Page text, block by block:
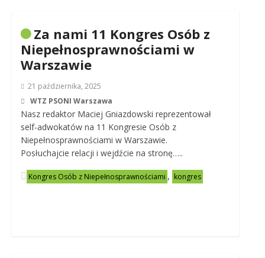
Za nami 11 Kongres Osób z
Niepełnosprawnościami w
Warszawie
21 października, 2025
WTZ PSONI Warszawa
Nasz redaktor Maciej Gniazdowski reprezentował
self-adwokatów na 11 Kongresie Osób z
Niepełnosprawnościami w Warszawie.
Posłuchajcie relacji i wejdźcie na stronę…..
Kongres Osób z Niepełnosprawnościami , kongres